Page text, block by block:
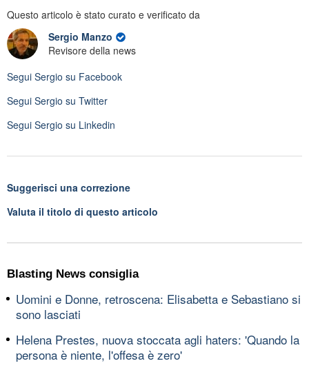
Questo articolo è stato curato e verificato da
Sergio Manzo
Revisore della news
Segui Sergio su Facebook
Segui Sergio su Twitter
Segui Sergio su Linkedin
Suggerisci una correzione
Valuta il titolo di questo articolo
Blasting News consiglia
Uomini e Donne, retroscena: Elisabetta e Sebastiano si
sono lasciati
Helena Prestes, nuova stoccata agli haters: 'Quando la
persona è niente, l'offesa è zero'